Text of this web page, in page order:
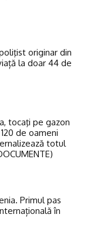
originar din
la doar 44 de
tocaţi pe gazon
de oameni
totul
Primul pas
în